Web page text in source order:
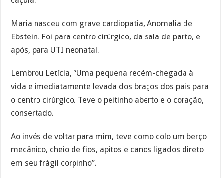
Maria nasceu com grave cardiopatia, Anomalia de
Ebstein. Foi para centro cirúrgico, da sala de parto, e
após, para UTI neonatal.
Lembrou Letícia, “Uma pequena recém-chegada à
vida e imediatamente levada dos braços dos pais para
o centro cirúrgico. Teve o peitinho aberto e o coração,
consertado.
Ao invés de voltar para mim, teve como colo um berço
mecânico, cheio de fios, apitos e canos ligados direto
em seu frágil corpinho”.